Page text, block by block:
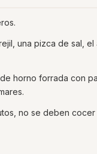
una pizca de sal,
horno forrada con
no se deben